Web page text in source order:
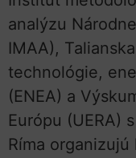
analýzu
IMAA),
technológie,
(ENEA) a
Európu (UERA)
Ríma